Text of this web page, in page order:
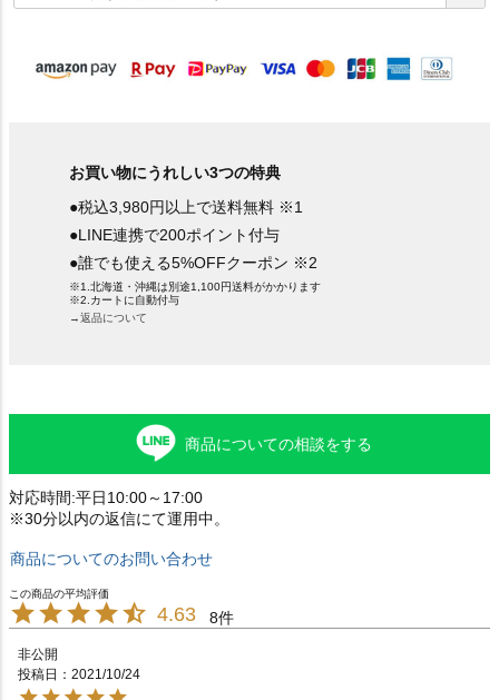
須
お買い物にうれしい3つの特典
●税込3,980円以上で送料無料 ※1
●LINE連携で200ポイント付与
●誰でも使える5%OFFクーポン ※2
※1.北海道・沖縄は別途1,100円送料がかかります
※2.カートに自動付与
→返品について
商品についての相談をする
対応時間:平日10:00～17:00
※30分以内の返信にて運用中。
商品についてのお問い合わせ
4.63 8
非公開
投稿日
2021/10/24